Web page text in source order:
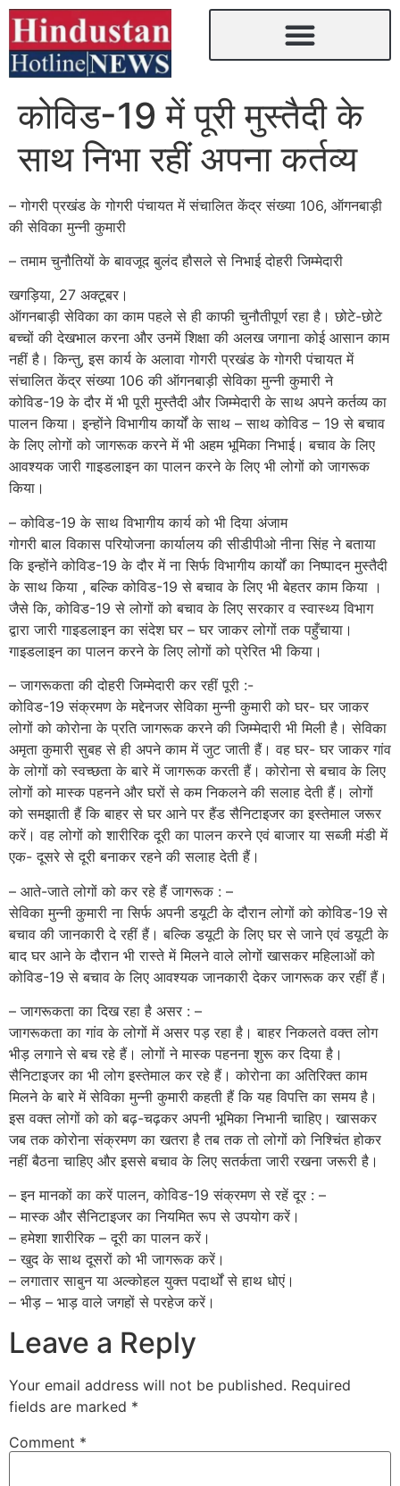
कोविड-19 में पूरी मुस्तैदी के
साथ निभा रहीं अपना कर्तव्य
– गोगरी प्रखंड के गोगरी पंचायत में संचालित केंद्र संख्या 106, ऑगनबाड़ी
की सेविका मुन्नी कुमारी
– तमाम चुनौतियों के बावजूद बुलंद हौसले से निभाई दोहरी जिम्मेदारी
खगड़िया, 27 अक्टूबर।
ऑगनबाड़ी सेविका का काम पहले से ही काफी चुनौतीपूर्ण रहा है। छोटे-छोटे
बच्चों की देखभाल करना और उनमें शिक्षा की अलख जगाना कोई आसान काम
नहीं है। किन्तु, इस कार्य के अलावा गोगरी प्रखंड के गोगरी पंचायत में
संचालित केंद्र संख्या 106 की ऑगनबाड़ी सेविका मुन्नी कुमारी ने
कोविड-19 के दौर में भी पूरी मुस्तैदी और जिम्मेदारी के साथ अपने कर्तव्य का
पालन किया। इन्होंने विभागीय कार्यों के साथ – साथ कोविड – 19 से बचाव
के लिए लोगों को जागरूक करने में भी अहम भूमिका निभाई। बचाव के लिए
आवश्यक जारी गाइडलाइन का पालन करने के लिए भी लोगों को जागरूक
किया।
– कोविड-19 के साथ विभागीय कार्य को भी दिया अंजाम
गोगरी बाल विकास परियोजना कार्यालय की सीडीपीओ नीना सिंह ने बताया
कि इन्होंने कोविड-19 के दौर में ना सिर्फ विभागीय कार्यों का निष्पादन मुस्तैदी
के साथ किया , बल्कि कोविड-19 से बचाव के लिए भी बेहतर काम किया ।
जैसे कि, कोविड-19 से लोगों को बचाव के लिए सरकार व स्वास्थ्य विभाग
द्वारा जारी गाइडलाइन का संदेश घर – घर जाकर लोगों तक पहुँचाया।
गाइडलाइन का पालन करने के लिए लोगों को प्रेरित भी किया।
– जागरूकता की दोहरी जिम्मेदारी कर रहीं पूरी :-
कोविड-19 संक्रमण के मद्देनजर सेविका मुन्नी कुमारी को घर- घर जाकर
लोगों को कोरोना के प्रति जागरूक करने की जिम्मेदारी भी मिली है। सेविका
अमृता कुमारी सुबह से ही अपने काम में जुट जाती हैं। वह घर- घर जाकर गांव
के लोगों को स्वच्छता के बारे में जागरूक करती हैं। कोरोना से बचाव के लिए
लोगों को मास्क पहनने और घरों से कम निकलने की सलाह देती हैं। लोगों
को समझाती हैं कि बाहर से घर आने पर हैंड सैनिटाइजर का इस्तेमाल जरूर
करें। वह लोगों को शारीरिक दूरी का पालन करने एवं बाजार या सब्जी मंडी में
एक- दूसरे से दूरी बनाकर रहने की सलाह देती हैं।
– आते-जाते लोगों को कर रहे हैं जागरूक : –
सेविका मुन्नी कुमारी ना सिर्फ अपनी डयूटी के दौरान लोगों को कोविड-19 से
बचाव की जानकारी दे रहीं हैं। बल्कि डयूटी के लिए घर से जाने एवं डयूटी के
बाद घर आने के दौरान भी रास्ते में मिलने वाले लोगों खासकर महिलाओं को
कोविड-19 से बचाव के लिए आवश्यक जानकारी देकर जागरूक कर रहीं हैं।
– जागरूकता का दिख रहा है असर : –
जागरूकता का गांव के लोगों में असर पड़ रहा है। बाहर निकलते वक्त लोग
भीड़ लगाने से बच रहे हैं। लोगों ने मास्क पहनना शुरू कर दिया है।
सैनिटाइजर का भी लोग इस्तेमाल कर रहे हैं। कोरोना का अतिरिक्त काम
मिलने के बारे में सेविका मुन्नी कुमारी कहती हैं कि यह विपत्ति का समय है।
इस वक्त लोगों को को बढ़-चढ़कर अपनी भूमिका निभानी चाहिए। खासकर
जब तक कोरोना संक्रमण का खतरा है तब तक तो लोगों को निश्चिंत होकर
नहीं बैठना चाहिए और इससे बचाव के लिए सतर्कता जारी रखना जरूरी है।
– इन मानकों का करें पालन, कोविड-19 संक्रमण से रहें दूर : –
– मास्क और सैनिटाइजर का नियमित रूप से उपयोग करें।
– हमेशा शारीरिक – दूरी का पालन करें।
– खुद के साथ दूसरों को भी जागरूक करें।
– लगातार साबुन या अल्कोहल युक्त पदार्थों से हाथ धोएं।
– भीड़ – भाड़ वाले जगहों से परहेज करें।
Leave a Reply
Your email address will not be published. Required
fields are marked *
Comment *